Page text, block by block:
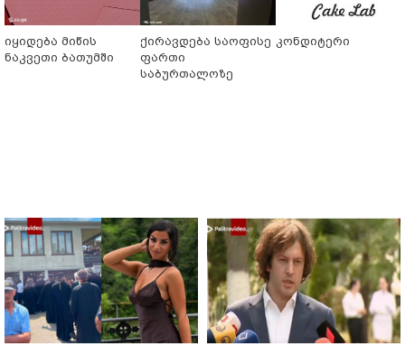
იყიდება მიწის
ნაკვეთი ბათუმში
ქირავდება საოფისე
ფართი
საბურთალოზე
კონდიტერი